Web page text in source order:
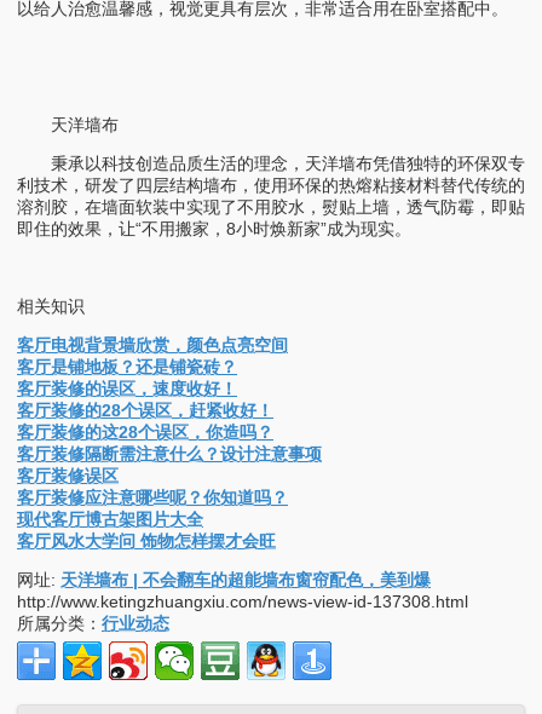
以给人治愈温馨感，视觉更具有层次，非常适合用在卧室搭配中。
天洋墙布
秉承以科技创造品质生活的理念，天洋墙布凭借独特的环保双专
利技术，研发了四层结构墙布，使用环保的热熔粘接材料替代传统的
溶剂胶，在墙面软装中实现了不用胶水，熨贴上墙，透气防霉，即贴
即住的效果，让“不用搬家，8小时焕新家”成为现实。
相关知识
客厅电视背景墙欣赏，颜色点亮空间
客厅是铺地板？还是铺瓷砖？
客厅装修的误区，速度收好！
客厅装修的28个误区，赶紧收好！
客厅装修的这28个误区，你造吗？
客厅装修隔断需注意什么？设计注意事项
客厅装修误区
客厅装修应注意哪些呢？你知道吗？
现代客厅博古架图片大全
客厅风水大学问 饰物怎样摆才会旺
网址: 天洋墙布 | 不会翻车的超能墙布窗帘配色，美到爆
http://www.ketingzhuangxiu.com/news-view-id-137308.html
所属分类： 行业动态